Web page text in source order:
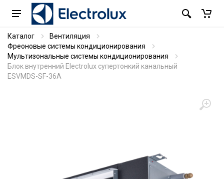
Каталог
Вентиляция
Фреоновые системы кондиционирования
Мультизональные системы кондиционирования
Блок внутренний Electrolux супертонкий канальный
ESVMDS-SF-36A